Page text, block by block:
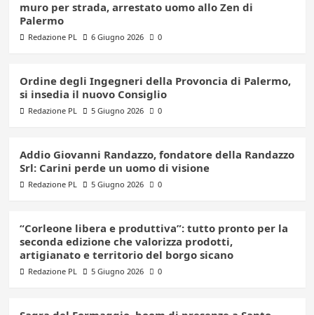
muro per strada, arrestato uomo allo Zen di
Palermo
Redazione PL 6 Giugno 2026 0
Ordine degli Ingegneri della Provoncia di Palermo,
si insedia il nuovo Consiglio
Redazione PL 5 Giugno 2026 0
Addio Giovanni Randazzo, fondatore della Randazzo
Srl: Carini perde un uomo di visione
Redazione PL 5 Giugno 2026 0
“Corleone libera e produttiva”: tutto pronto per la
seconda edizione che valorizza prodotti,
artigianato e territorio del borgo sicano
Redazione PL 5 Giugno 2026 0